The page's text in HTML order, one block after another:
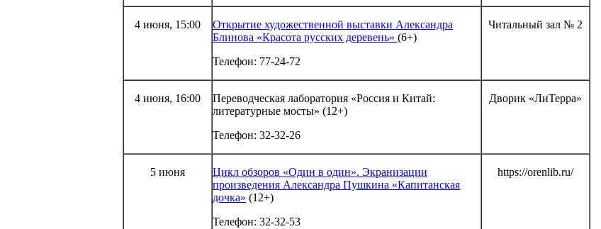
4 июня, 15:00
Открытие художественной выставки Александра
Блинова «Красота русских деревень» (6+)
Телефон: 77-24-72
Читальный зал № 2
4 июня, 16:00
Переводческая лаборатория «Россия и Китай:
литературные мосты» (12+)
Телефон: 32-32-26
Дворик «ЛиТерра»
5 июня
Цикл обзоров «Один в один». Экранизации
произведения Александра Пушкина «Капитанская
дочка» (12+)
Телефон: 32-32-53
https://orenlib.ru/